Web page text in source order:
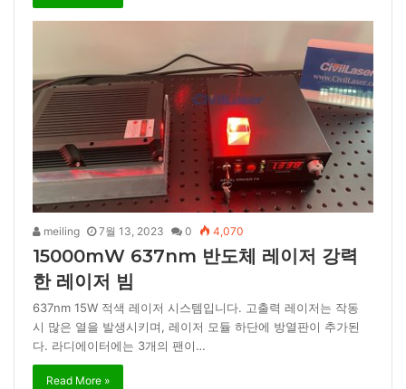
meiling 7월 13, 2023 0 4,070
15000mW 637nm 반도체 레이저 강력
한 레이저 빔
637nm 15W 적색 레이저 시스템입니다. 고출력 레이저는 작동
시 많은 열을 발생시키며, 레이저 모듈 하단에 방열판이 추가된
다. 라디에이터에는 3개의 팬이…
Read More »